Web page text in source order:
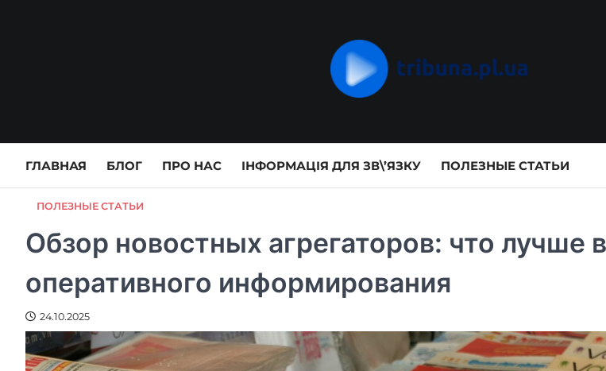
ГЛАВНАЯ БЛОГ ПРО НАС ІНФОРМАЦІЯ ДЛЯ ЗВ\’ЯЗКУ ПОЛЕЗНЫЕ СТАТЬИ
ПОЛЕЗНЫЕ СТАТЬИ
Обзор новостных агрегаторов: что лучше
оперативного информирования
24.10.2025